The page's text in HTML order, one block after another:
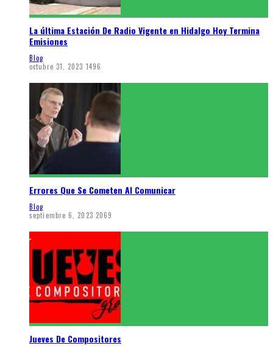
La última Estación De Radio Vigente en Hidalgo Hoy Termina
Emisiones
Blog
octubre 31, 2023 1496
Errores Que Se Cometen Al Comunicar
Blog
septiembre 6, 2023 2069
Jueves De Compositores